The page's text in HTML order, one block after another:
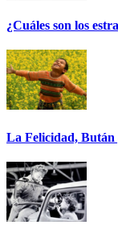
¿Cuáles son los
La Felicidad, Bután